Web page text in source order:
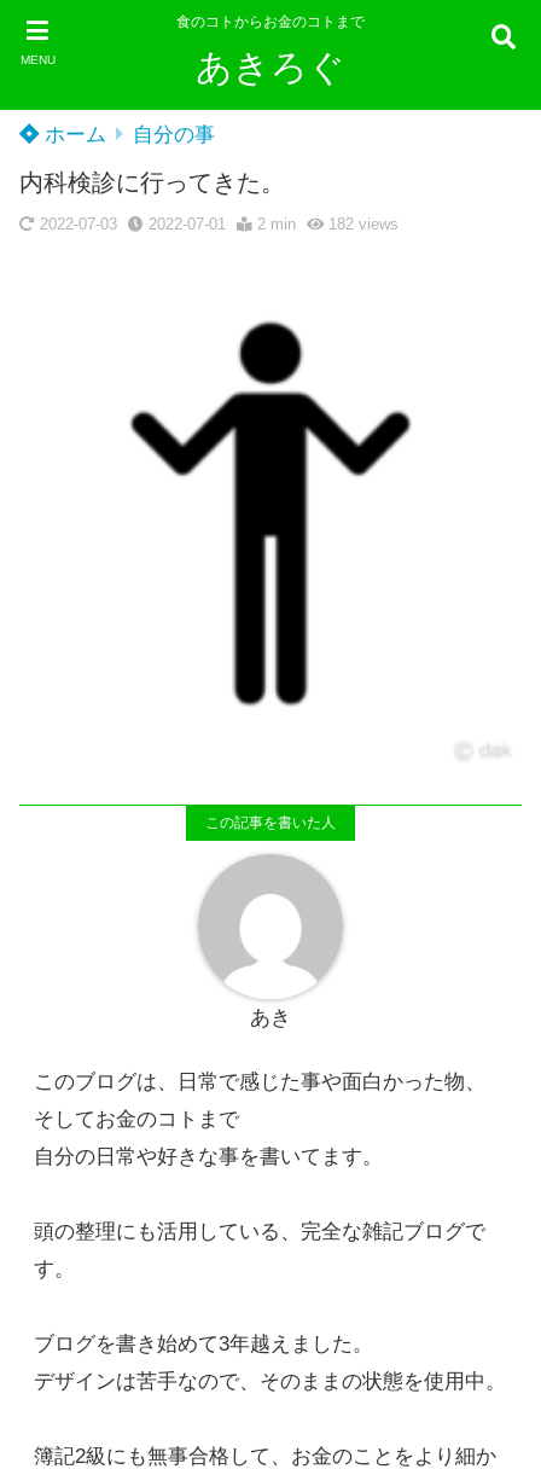
MENU
食のコトからお金のコトまで
あきろぐ
ホーム 自分の事
内科検診に行ってきた。
2022-07-03 2022-07-01 2 min 182views
あき
このブログは、日常で感じた事や面白かった物、
そしてお金のコトまで
自分の日常や好きな事を書いてます。
頭の整理にも活用している、完全な雑記ブログで
す。
ブログを書き始めて3年越えました。
デザインは苦手なので、そのままの状態を使用中。
簿記2級にも無事合格して、お金のことをより細か